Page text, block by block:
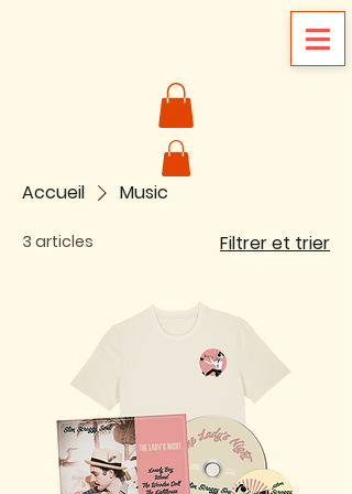
Accueil Music
3 articles Filtrer et trier